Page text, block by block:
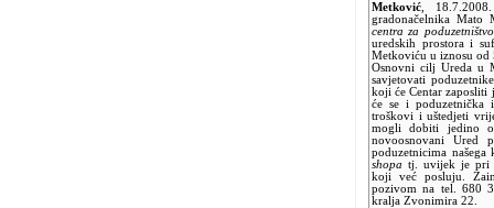
Metković
gradonačelnika Mato
centra za poduzetništvo
uredskih prostora i
Metkoviću u iznosu od
Osnovni cilj Ureda u
savjetovati
koji će Centar zaposliti
će se i poduzetnička
troškovi i uštedjeti
mogli dobiti jedino
novoosnovani Ured
poduzetnicima
shopa tj. uvijek je pri
koji već posluju.
pozivom na tel. 680
kralja Zvonimira 22.